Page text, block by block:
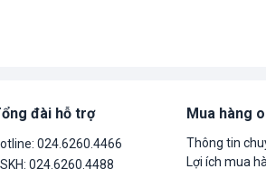
đài hỗ trợ
024.6260.4466
024.6260.4488
Mua hàng
Thông tin
Lợi ích mua